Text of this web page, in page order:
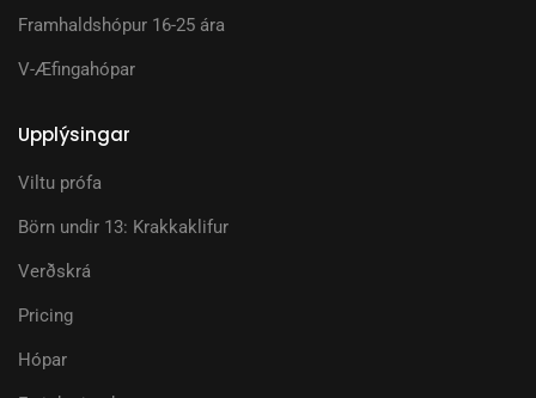
Framhaldshópur 16-25 ára
V-Æfingahópar
Upplýsingar
Viltu prófa
Börn undir 13: Krakkaklifur
Verðskrá
Pricing
Hópar